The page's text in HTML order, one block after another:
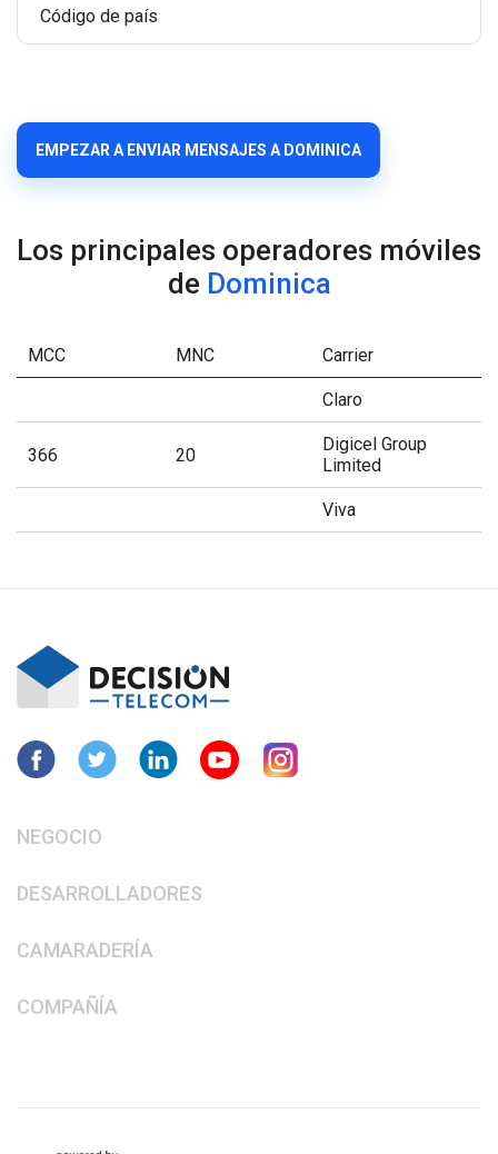
Código de país
EMPEZAR A ENVIAR MENSAJES A DOMINICA
Los principales operadores móviles
de Dominica
MCC MNC Carrier
Claro
366 20
Digicel Group
Limited
Viva
NEGOCIO
DESARROLLADORES
CAMARADERÍA
COMPAÑÍA